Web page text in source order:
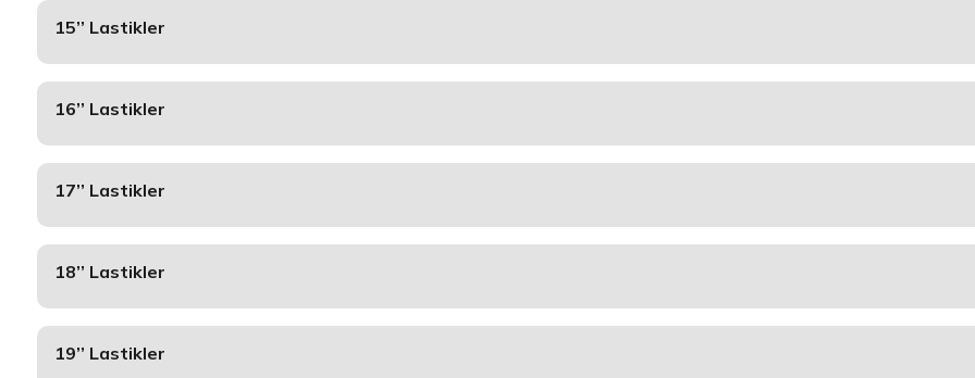
15’’ Lastikler
16’’ Lastikler
17’’ Lastikler
18’’ Lastikler
19’’ Lastikler